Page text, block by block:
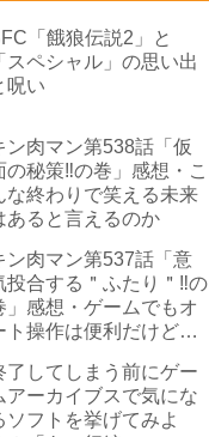
「餓狼伝説2」と
スペシャル」の思い出
呪い
ン肉マン第538話「仮
の秘策‼︎の巻」感想・こ
な終わりで笑える未来
あると言えるのか
ン肉マン第537話「意
投合する＂ふたり＂‼︎の
」感想・ゲームでもオ
ト操作は便利だけど、
とあるよね。
了してしまう前にゲー
アーカイブスで気にな
ソフトを挙げてみよ